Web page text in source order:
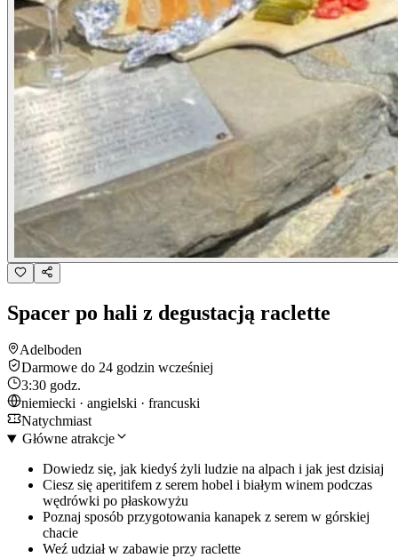
Spacer po hali z degustacją raclette
Adelboden
Darmowe do 24 godzin wcześniej
3:30 godz.
niemiecki · angielski · francuski
Natychmiast
Główne atrakcje
Dowiedz się, jak kiedyś żyli ludzie na alpach i jak jest dzisiaj
Ciesz się aperitifem z serem hobel i białym winem podczas
wędrówki po płaskowyżu
Poznaj sposób przygotowania kanapek z serem w górskiej
chacie
Weź udział w zabawie przy raclette